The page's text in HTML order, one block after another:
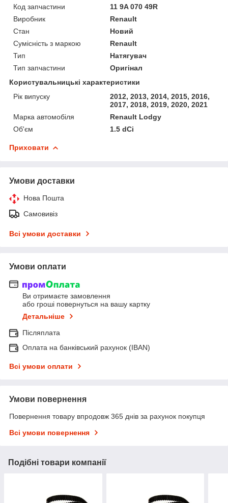
Код запчастини
11 9A 070 49R
Виробник
Renault
Стан
Новий
Сумісність з маркою
Renault
Тип
Натягувач
Тип запчастини
Оригінал
Користувальницькі характеристики
Рік випуску
2012, 2013, 2014, 2015, 2016,
2017, 2018, 2019, 2020, 2021
Марка автомобіля
Renault Lodgy
Об'єм
1.5 dCi
Приховати
Умови доставки
Нова Пошта
Самовивіз
Всі умови доставки
Умови оплати
Ви отримаєте замовлення
або гроші повернуться на вашу картку
Детальніше
Післяплата
Оплата на банківський рахунок (IBAN)
Всі умови оплати
Умови повернення
Повернення товару впродовж 365 днів за рахунок покупця
Всі умови повернення
Подібні товари компанії